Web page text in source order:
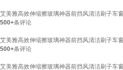
艾美雅高效伸缩擦玻璃神器前挡风清洁刷子车
500+条评论
艾美雅高效伸缩擦玻璃神器前挡风清洁刷子车
500+条评论
艾美雅高效伸缩擦玻璃神器前挡风清洁刷子车